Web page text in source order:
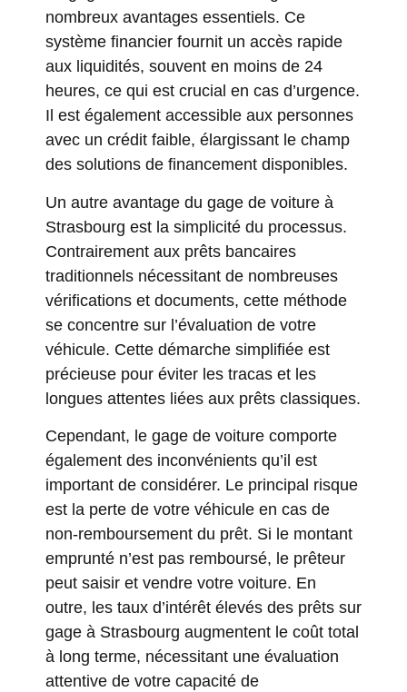
nombreux avantages essentiels. Ce
système financier fournit un accès rapide
aux liquidités, souvent en moins de 24
heures, ce qui est crucial en cas d’urgence.
Il est également accessible aux personnes
avec un crédit faible, élargissant le champ
des solutions de financement disponibles.
Un autre avantage du gage de voiture à
Strasbourg est la simplicité du processus.
Contrairement aux prêts bancaires
traditionnels nécessitant de nombreuses
vérifications et documents, cette méthode
se concentre sur l’évaluation de votre
véhicule. Cette démarche simplifiée est
précieuse pour éviter les tracas et les
longues attentes liées aux prêts classiques.
Cependant, le gage de voiture comporte
également des inconvénients qu’il est
important de considérer. Le principal risque
est la perte de votre véhicule en cas de
non-remboursement du prêt. Si le montant
emprunté n’est pas remboursé, le prêteur
peut saisir et vendre votre voiture. En
outre, les taux d’intérêt élevés des prêts sur
gage à Strasbourg augmentent le coût total
à long terme, nécessitant une évaluation
attentive de votre capacité de